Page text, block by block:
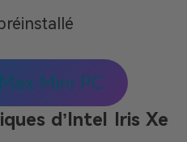
Mini PC
d’Intel Iris Xe